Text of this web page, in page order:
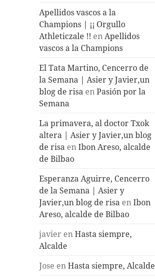
Apellidos vascos a la
Champions | ¡¡ Orgullo
Athleticzale !! enApellidos
vascos a la Champions
El Tata Martino, Cencerro de
la Semana | Asier y Javier,un
blog de risa enPasión por la
Semana
La primavera, al doctor Txok
altera | Asier y Javier,un blog
de risa enIbon Areso, alcalde
de Bilbao
Esperanza Aguirre, Cencerro
de la Semana | Asier y
Javier,un blog de risa enIbon
Areso, alcalde de Bilbao
javier enHasta siempre,
Alcalde
Jose enHasta siempre, Alcalde